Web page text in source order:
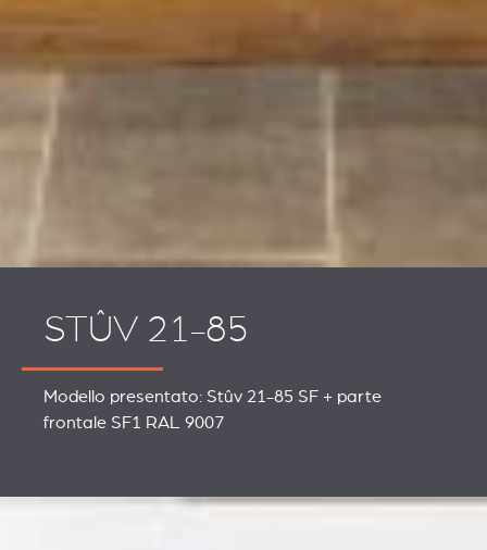
STÛV 21-85
Modello presentato: Stûv 21-85 SF + parte
frontale SF1 RAL 9007